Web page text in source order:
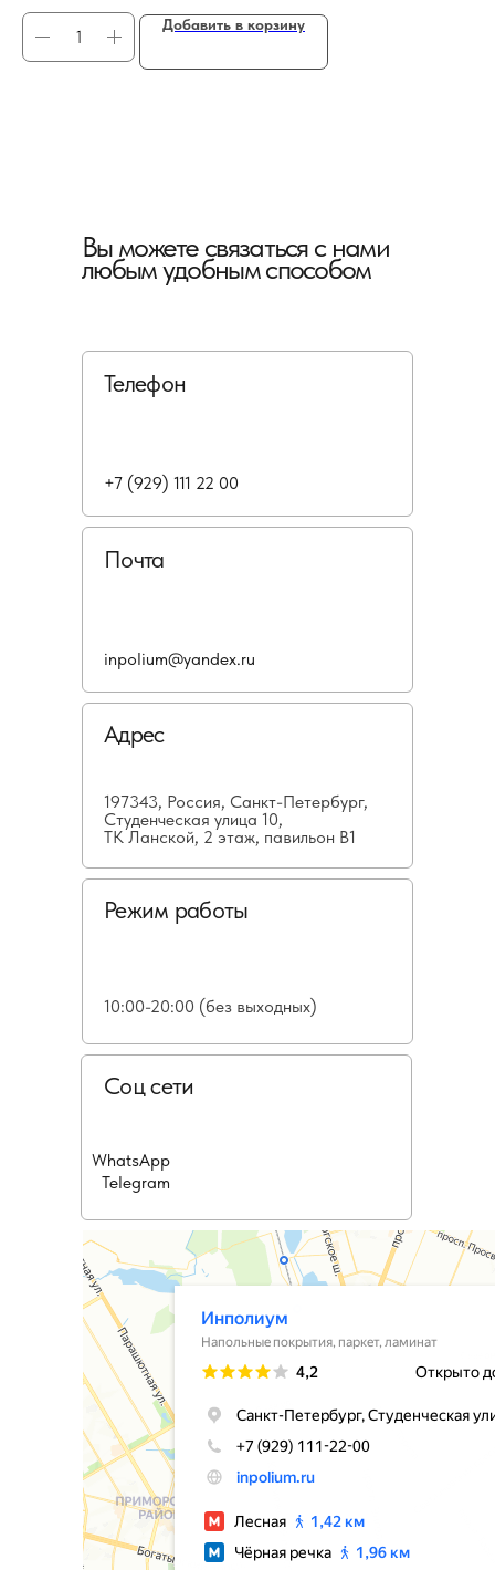
Добавить в корзину
Вы можете связаться с нами
любым удобным способом
Телефон
Почта
Адрес
197343, Россия, Санкт-Петербург,
Студенческая улица 10,
ТК Ланской, 2 этаж, павильон В1
Режим работы
10:00-20:00 (без выходных)
Соц сети
+7 (929) 111 22 00
inpolium@yandex.ru
WhatsApp
Telegram